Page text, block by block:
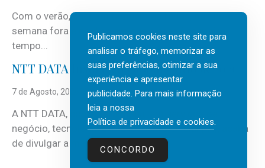
Com o verão, chegam também as férias, os fins-de-
semana fora e os dias em que a casa fica mais
tempo...
NTT DATA Insurtech Global Outlook 2026
7 de Agosto, 2026
A NTT DATA, consultora global em serviços de
negócio, tecnologia e inteligência artificial (IA), acaba
de divulgar a mais recente...
Publicamos cookies neste site para
analisar o tráfego, memorizar as
suas preferências, otimizar a sua
experiência e apresentar
publicidade. Para mais informação
leia a nossa
Política de privacidade e cookies.
CONCORDO